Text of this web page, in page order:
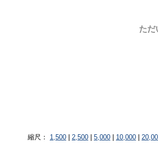
ただ
縮尺： 1,500 2,500 5,000 10,000